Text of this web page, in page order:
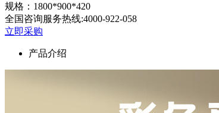
规格：1800*900*420
全国咨询服务热线:4000-922-058
立即采购
产品介绍